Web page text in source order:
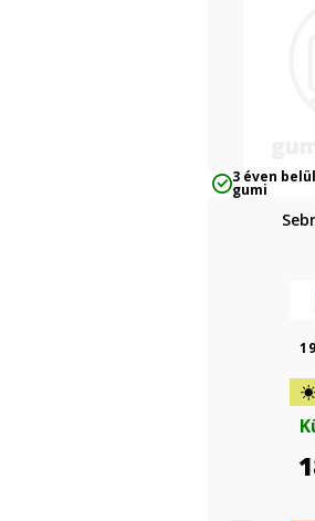
3 éven
gumi